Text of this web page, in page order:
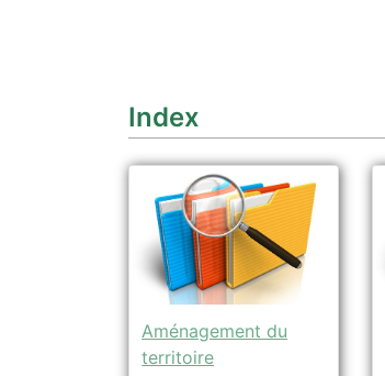
Index
Aménagement du
territoire